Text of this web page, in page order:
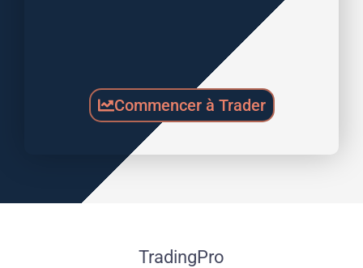
Commencer à Trader
TradingPro